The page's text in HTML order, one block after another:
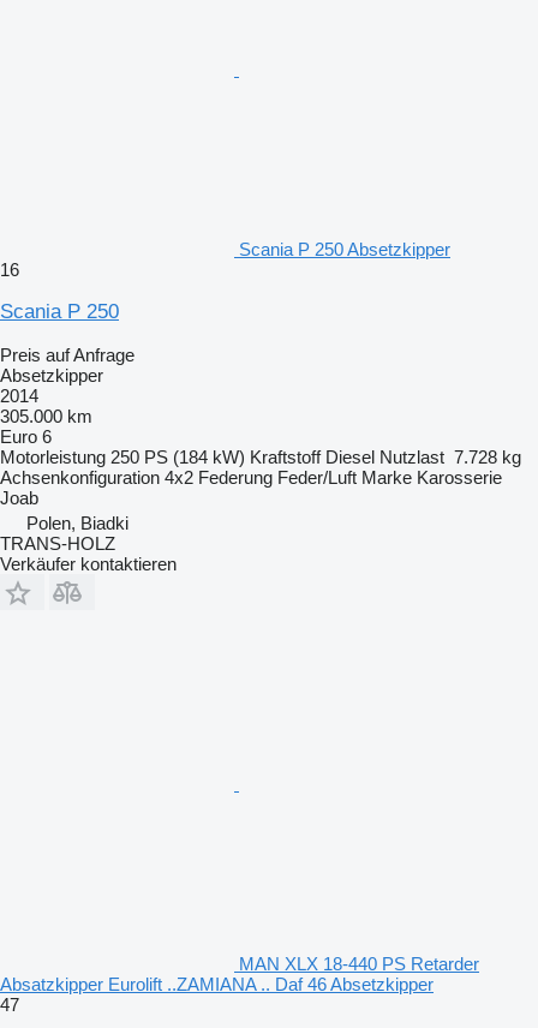
Scania P 250 Absetzkipper
16
Scania P 250
Preis auf Anfrage
Absetzkipper
2014
305.000 km
Euro 6
Motorleistung 250 PS (184 kW) Kraftstoff Diesel Nutzlast 7.728 kg
Achsenkonfiguration 4x2 Federung Feder/Luft Marke Karosserie
Joab
Polen, Biadki
TRANS-HOLZ
Verkäufer kontaktieren
MAN XLX 18-440 PS Retarder
Absatzkipper Eurolift ..ZAMIANA .. Daf 46 Absetzkipper
47